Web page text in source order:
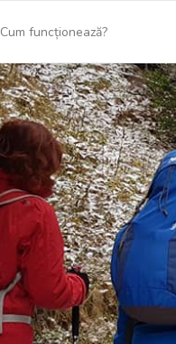
Cum funcționează?